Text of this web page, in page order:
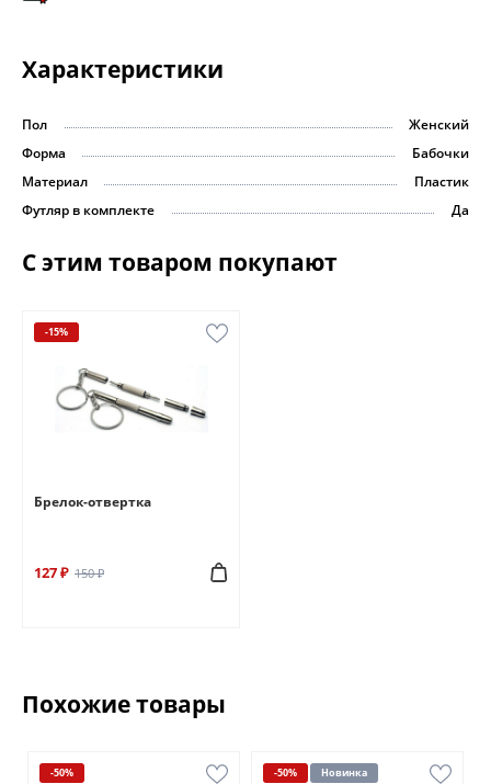
Характеристики
Пол
Женский
Форма
Бабочки
Материал
Пластик
Футляр в комплекте
Да
С этим товаром покупают
-15%
Брелок-отвертка
127 ₽ 150 ₽
Похожие товары
-50% -50% Новинка